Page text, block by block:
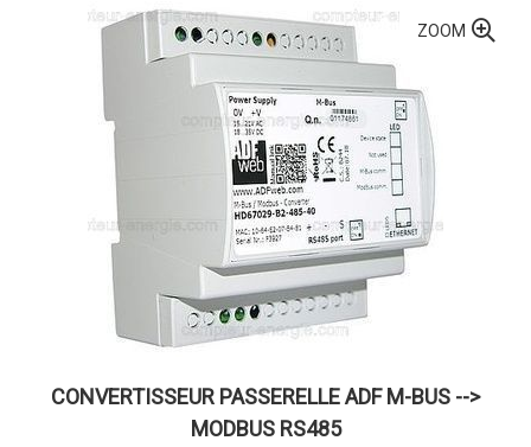
ZOOM
CONVERTISSEUR PASSERELLE ADF M-BUS -->
MODBUS RS485